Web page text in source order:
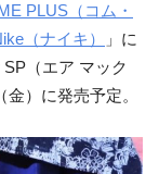
PLUS（コム・
（ナイキ）
」に
（エア マック
）に発売予定。